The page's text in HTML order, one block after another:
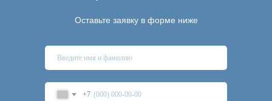
Оставьте заявку в форме ниже
+7